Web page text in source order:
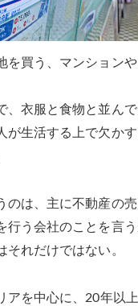
を買う、マンション
、衣服と食物と並ん
が生活する上で欠か
のは、主に不動産の
行う会社のことを言
それだけではない。
アを中心に、20年以